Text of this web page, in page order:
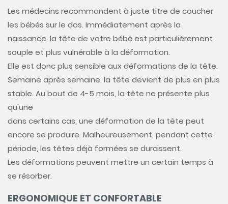
Les médecins recommandent à juste titre de coucher
les bébés sur le dos. Immédiatement après la
naissance, la tête de votre bébé est particulièrement
souple et plus vulnérable à la déformation.
Elle est donc plus sensible aux déformations de la tête.
Semaine après semaine, la tête devient de plus en plus
stable. Au bout de 4-5 mois, la tête ne présente plus
qu'une
dans certains cas, une déformation de la tête peut
encore se produire. Malheureusement, pendant cette
période, les têtes déjà formées se durcissent.
Les déformations peuvent mettre un certain temps à
se résorber.
ERGONOMIQUE ET CONFORTABLE